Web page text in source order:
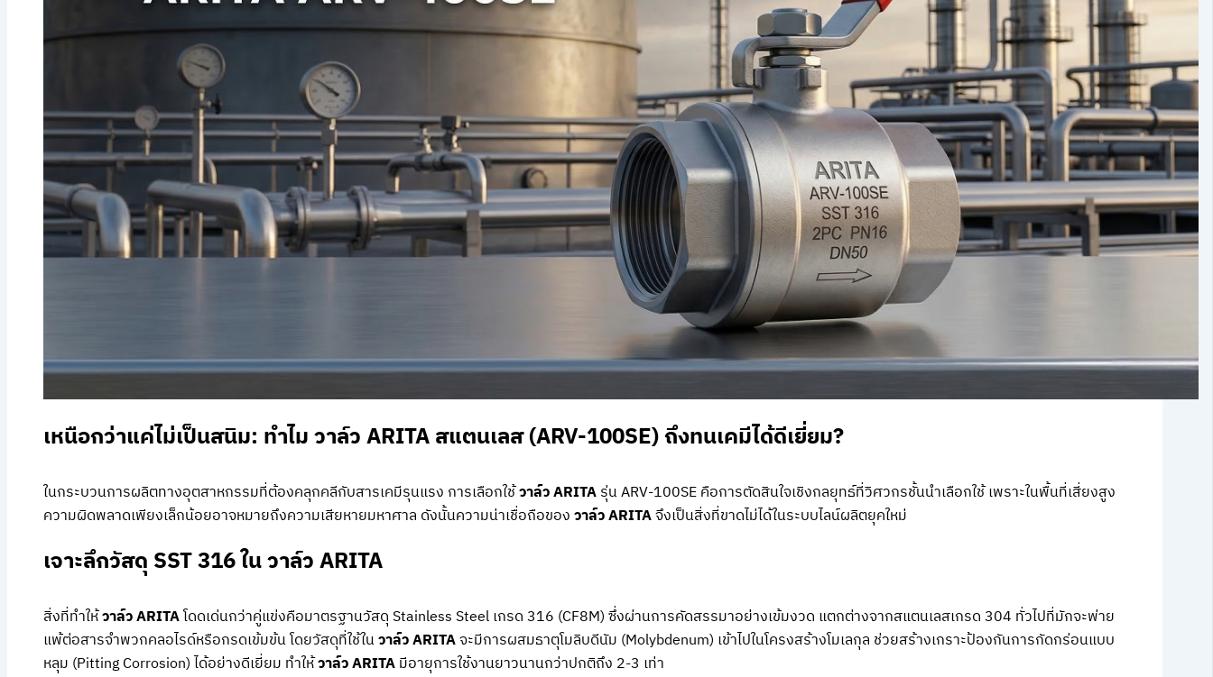
เหนือกว่าแค่ไม่เป็นสนิม: ทำไม วาล์ว ARITA สแตนเลส (ARV-100SE) ถึงทนเคมีได้ดีเยี่ยม?
ในกระบวนการผลิตทางอุตสาหกรรมที่ต้องคลุกคลีกับสารเคมีรุนแรง การเลือกใช้วาล์ว ARITAรุ่น ARV-100SE คือการตัดสินใจเชิงกลยุทธ์ที่วิศวกรชั้นนำเลือกใช้ เพราะในพื้นที่เสี่ยงสูง
ความผิดพลาดเพียงเล็กน้อยอาจหมายถึงความเสียหายมหาศาล ดังนั้นความน่าเชื่อถือของวาล์ว ARITAจึงเป็นสิ่งที่ขาดไม่ได้ในระบบไลน์ผลิตยุคใหม่
เจาะลึกวัสดุ SST 316 ใน วาล์ว ARITA
สิ่งที่ทำให้วาล์ว ARITAโดดเด่นกว่าคู่แข่งคือมาตรฐานวัสดุ Stainless Steel เกรด 316 (CF8M) ซึ่งผ่านการคัดสรรมาอย่างเข้มงวด แตกต่างจากสแตนเลสเกรด 304 ทั่วไปที่มักจะพ่าย
แพ้ต่อสารจำพวกคลอไรด์หรือกรดเข้มข้น โดยวัสดุที่ใช้ในวาล์ว ARITAจะมีการผสมธาตุโมลิบดีนัม (Molybdenum) เข้าไปในโครงสร้างโมเลกุล ช่วยสร้างเกราะป้องกันการกัดกร่อนแบบ
หลุม (Pitting Corrosion) ได้อย่างดีเยี่ยม ทำให้วาล์ว ARITAมีอายุการใช้งานยาวนานกว่าปกติถึง 2-3 เท่า